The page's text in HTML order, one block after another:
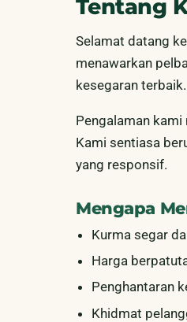
Tentang
Selamat datang ke
menawarkan
kesegaran terbaik.
Pengalaman
Kami sentiasa
yang responsif.
Mengapa
Kurma segar
Harga
Penghantaran
Khidmat